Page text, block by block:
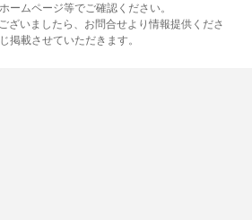
ームページ等でご確認ください。
ざいましたら、お問合せより情報提供くださ
掲載させていただきます。